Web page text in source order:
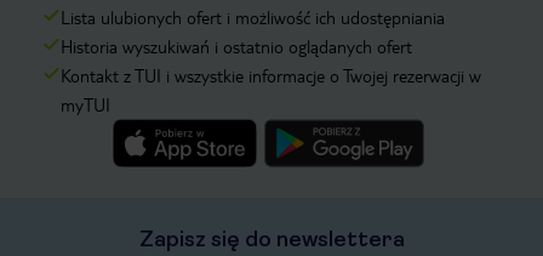
Lista ulubionych ofert i możliwość ich udostępniania
Historia wyszukiwań i ostatnio oglądanych ofert
Kontakt z TUI i wszystkie informacje o Twojej rezerwacji w
myTUI
Zapisz się do newslettera